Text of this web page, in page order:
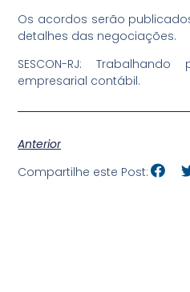
Os acordos serão
detalhes das negociações.
SESCON-RJ:
empresarial contábil.
Anterior
Compartilhe este Post: